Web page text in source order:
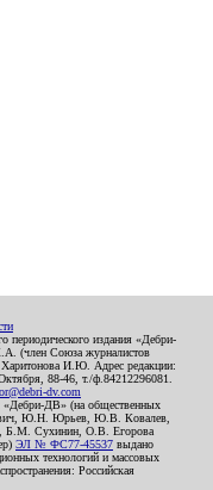
периодического издания «Дебри-
(член Союза журналистов
Харитонова И.Ю. Адрес редакции:
88-46, т./ф.84212296081.
dv.com
«Дебри-ДВ» (на общественных
Ю.Н. Юрьев, Ю.В. Ковалев,
Сухинин, О.В. Егорова
ЭЛ № ФС77-45537 выдано
технологий и массовых
Российская